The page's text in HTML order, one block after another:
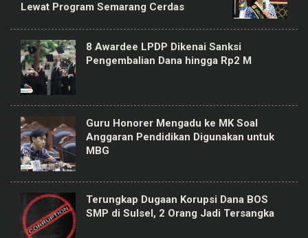
Lewat Program Semarang Cerdas
8 Awardee LPDP Dikenai Sanksi
Pengembalian Dana hingga Rp2 M
Guru Honorer Mengadu ke MK Soal
Anggaran Pendidikan Digunakan untuk
MBG
Terungkap Dugaan Korupsi Dana BOS
SMP di Sulsel, 2 Orang Jadi Tersangka